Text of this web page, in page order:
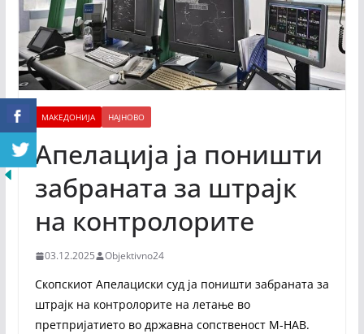
МАКЕДОНИЈА НАЈНОВО
Апелација ја поништи
забраната за штрајк
на контролорите
03.12.2025 Objektivno24
Скопскиот Апелациски суд ја поништи забраната за
штрајк на контролорите на летање во
претпријатието во државна сопственост М-НАВ.